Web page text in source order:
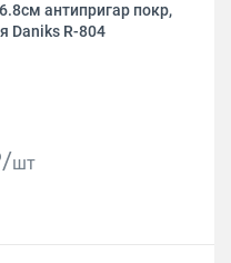
антипригар покр,
Daniks R-804
шт